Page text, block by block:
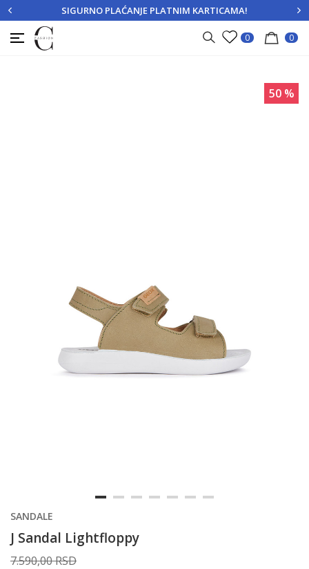
PRIJAVITE SE REGISTRUJTE SE
SIGURNO PLAĆANJE PLATNIM KARTICAMA!
0 0
50 %
SANDALE
J Sandal Lightfloppy
7.590,00RSD